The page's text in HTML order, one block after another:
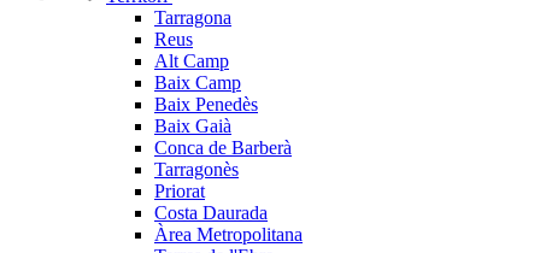
Tarragona
Reus
Alt Camp
Baix Camp
Baix Penedès
Baix Gaià
Conca de Barberà
Tarragonès
Priorat
Costa Daurada
Àrea Metropolitana